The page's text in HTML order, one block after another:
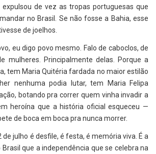
de vez as tropas portuguesas que
no Brasil. Se não fosse a Bahia, esse
de joelhos.
eu digo povo mesmo. Falo de caboclos, de
mulheres. Principalmente delas. Porque a
tem Maria Quitéria fardada no maior estilão
nenhuma podia lutar, tem Maria Felipa
botando pra correr quem vinha invadir a
heroína que a história oficial esqueceu —
de boca em boca pra nunca morrer.
de julho é desfile, é festa, é memória viva. É a
que a independência que se celebra na